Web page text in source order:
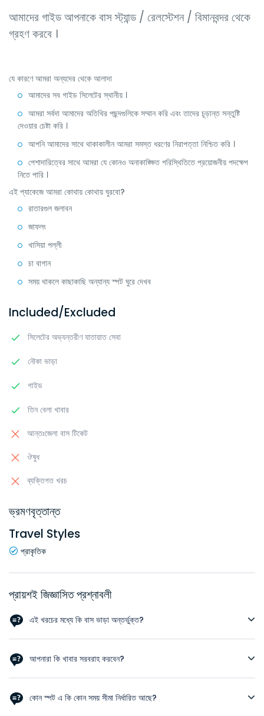
আমাদের গাইড আপনাকে বাস স্ট্যান্ড / রেলস্টেশন / বিমানবন্দর থেকে
গ্রহণ করবে ।
যে কারণে আমরা অন্যদের থেকে আলাদা
আমাদের সব গাইড সিলেটের স্থানীয় ।
আমরা সর্বদা আমাদের অতিথির পছন্দগুলিকে সম্মান করি এবং তাদের চূড়ান্ত সন্তুষ্টি
দেওয়ার চেষ্টা করি ।
আপনি আমাদের সাথে থাকাকালীন আমরা সমস্ত ধরণের নিরাপত্তা নিশ্চিত করি ।
পেশাদারিত্বের সাথে আমরা যে কোনও অনাকাঙ্ক্ষিত পরিস্থিতিতে প্রয়োজনীয় পদক্ষেপ
নিতে পারি ।
এই প্যাকেজে আমরা কোথায় কোথায় ঘুরবো?
রাতারগুল জলাবন
জাফলং
খাসিয়া পল্লী
চা বাগান
সময় থাকলে কাছাকাছি অন্যান্য স্পট ঘুরে দেখব
Included/Excluded
সিলেটের অভ্যন্তরীণ যাতায়াত সেবা
নৌকা ভাড়া
গাইড
তিন বেলা খাবার
আন্তঃজেলা বাস টিকেট
ঔষুধ
ব্যক্তিগত খরচ
ভ্রমণবৃত্তান্ত
Travel Styles
প্রাকৃতিক
প্রায়শই জিজ্ঞাসিত প্রশ্নাবলী
এই খরচের মধ্যে কি বাস ভাড়া অন্তর্ভুক্ত?
আপনারা কি খাবার সরবরাহ করবেন?
কোন স্পট এ কি কোন সময় সীমা নির্ধারিত আছে?